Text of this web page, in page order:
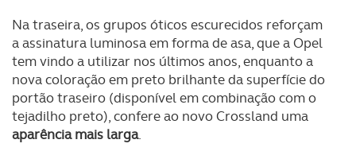
Na traseira, os grupos óticos escurecidos reforçam
a assinatura luminosa em forma de asa, que a Opel
tem vindo a utilizar nos últimos anos, enquanto a
nova coloração em preto brilhante da superfície do
portão traseiro (disponível em combinação com o
tejadilho preto), confere ao novo Crossland uma
aparência mais larga.